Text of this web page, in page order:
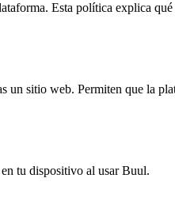
Esta política explica
un sitio web. Permiten que la
tu dispositivo al usar Buul.